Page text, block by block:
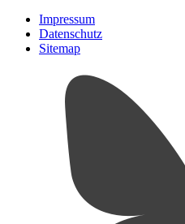
Impressum
Datenschutz
Sitemap